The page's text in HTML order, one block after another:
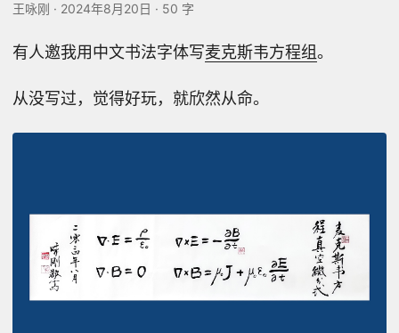
王咏刚 · 2024年8月20日 · 50 字
有人邀我用中文书法字体写麦克斯韦方程组。
从没写过，觉得好玩，就欣然从命。